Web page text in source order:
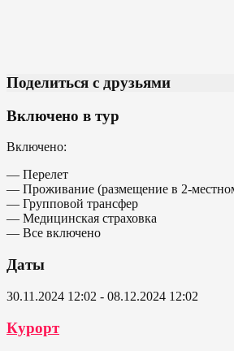
Поделиться с друзьями
Включено в тур
Включено:
— Перелет
— Проживание (размещение в 2-
— Групповой трансфер
— Медицинская страховка
— Все включено
Даты
30.11.2024 12:02 - 08.12.2024 12:02
Курорт